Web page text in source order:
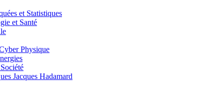
et Statistiques
et Santé
Physique
Jacques Hadamard